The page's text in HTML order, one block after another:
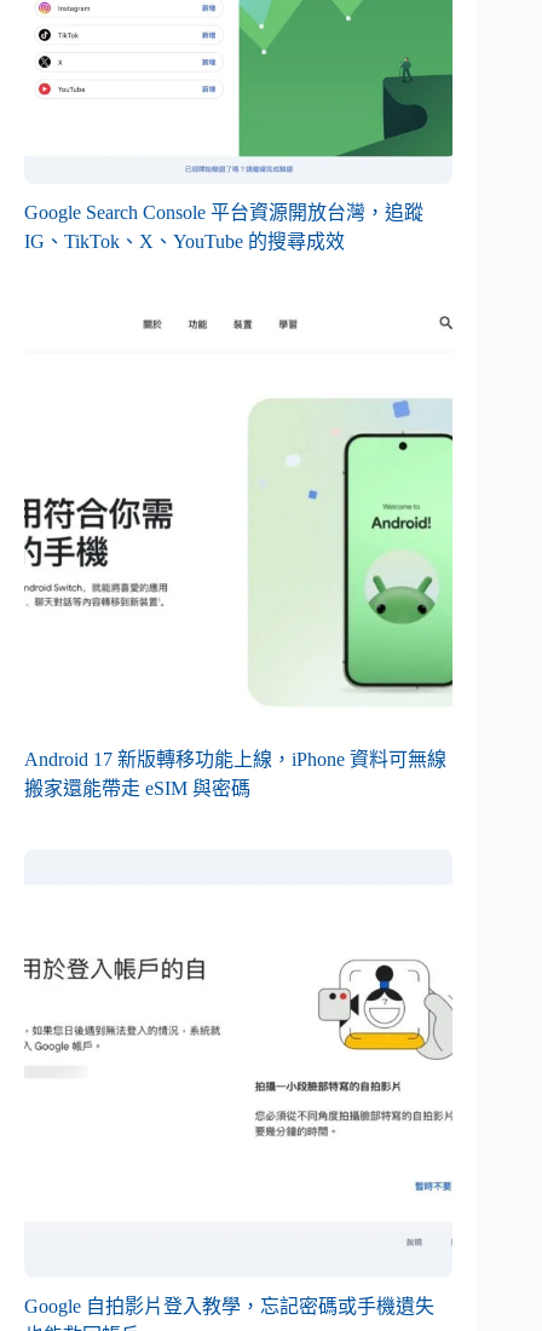
Google Search Console 平台資源開放台灣，追蹤
IG、TikTok、X、YouTube 的搜尋成效
Android 17 新版轉移功能上線，iPhone 資料可無線
搬家還能帶走 eSIM 與密碼
Google 自拍影片登入教學，忘記密碼或手機遺失